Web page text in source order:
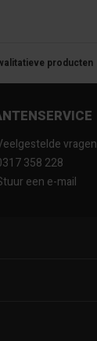
producten
vragen
358 228
een e-mail